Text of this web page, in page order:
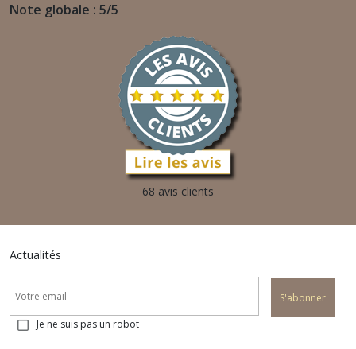
Note globale : 5/5
68 avis clients
Actualités
S'abonner
Je ne suis pas un robot